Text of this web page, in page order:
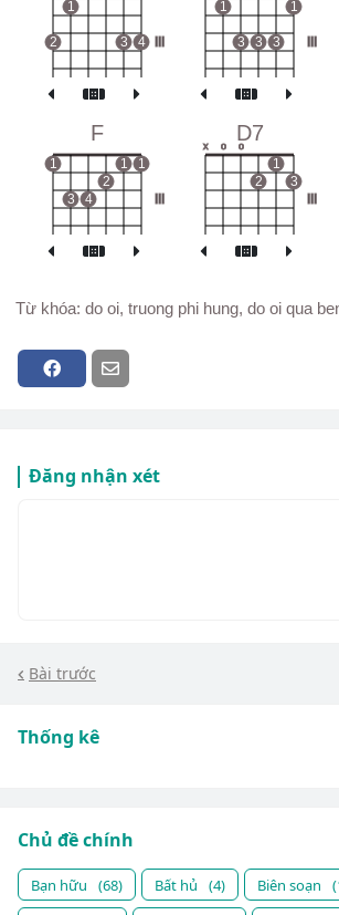
2
1
3 4
1
3 3 3
1
F
1
3 4
2
1 1
D7
x o o
2
1
3
Từ khóa: do oi, truong phi hung, do oi qua
Đăng nhận xét
Bài trước
Thống kê
Chủ đề chính
Bạn hữu (68) Bất hủ (4) Biên soạn